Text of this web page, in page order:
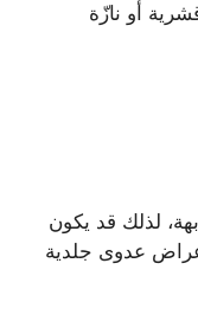
أو نازّة
لذلك قد يكون
عدوى جلدية